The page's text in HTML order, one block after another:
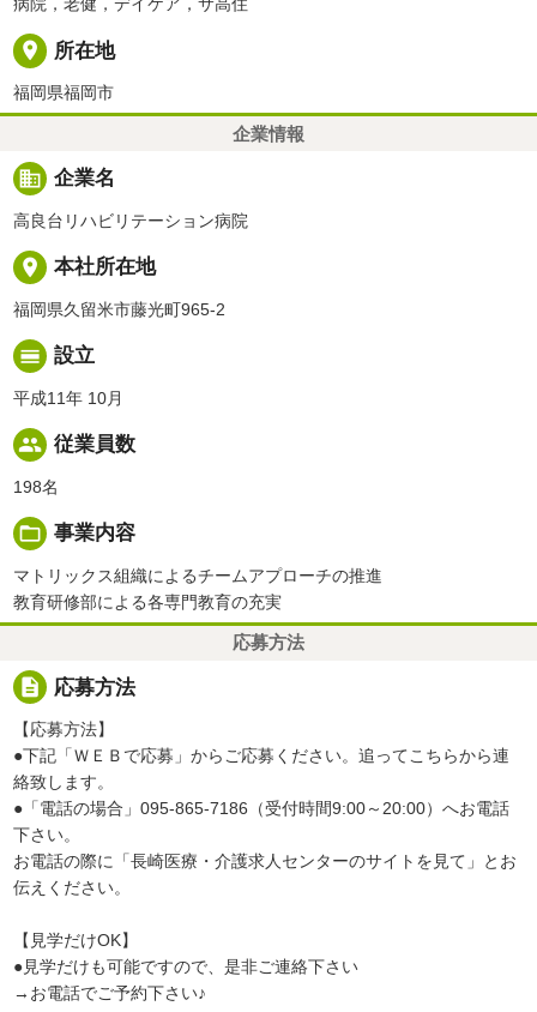
病院，老健，デイケア，サ高住
place 所在地
福岡県福岡市
企業情報
business 企業名
高良台リハビリテーション病院
place 本社所在地
福岡県久留米市藤光町965-2
calendar_view_day 設立
平成11年 10月
people 従業員数
198名
folder_open 事業内容
マトリックス組織によるチームアプローチの推進
教育研修部による各専門教育の充実
応募方法
description 応募方法
【応募方法】
●下記「ＷＥＢで応募」からご応募ください。追ってこちらから連
絡致します。
●「電話の場合」095-865-7186（受付時間9:00～20:00）へお電話
下さい。
お電話の際に「長崎医療・介護求人センターのサイトを見て」とお
伝えください。
【見学だけOK】
●見学だけも可能ですので、是非ご連絡下さい
→お電話でご予約下さい♪